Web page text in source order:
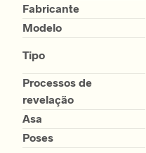
Fabricante
Modelo
Tipo
Processos de
revelação
Asa
Poses